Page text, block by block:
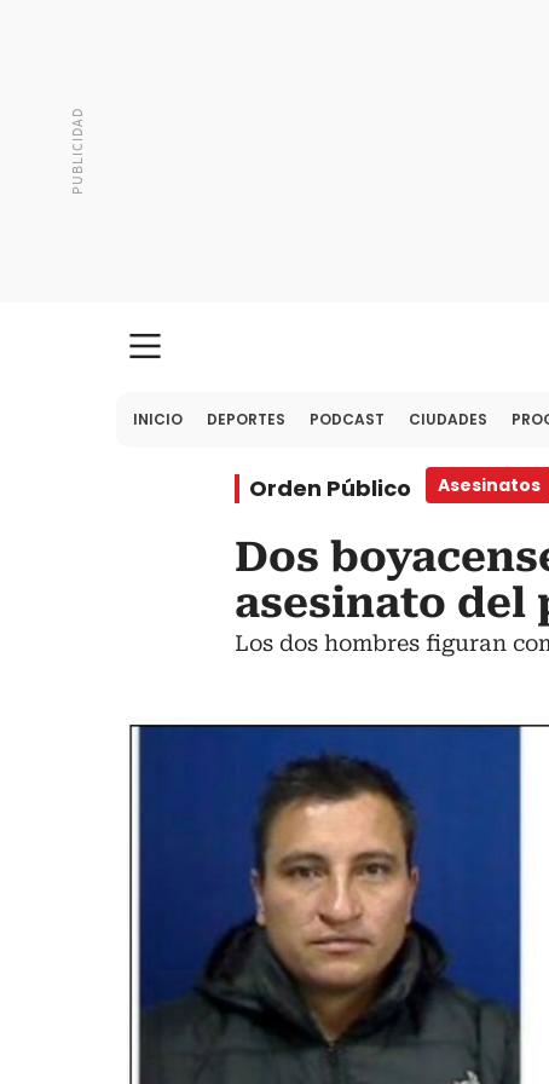
INICIO DEPORTES PODCAST CIUDADES
Orden Público Asesinatos
Dos
asesinato del
Los dos hombres figuran